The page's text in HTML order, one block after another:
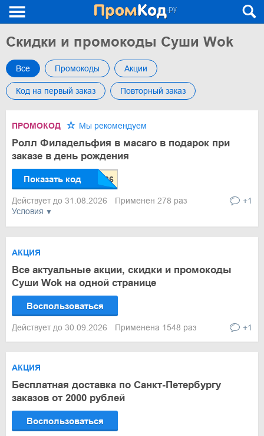
Скидки и промокоды Суши Wok
Все Промокоды Акции
Код на первый заказ Повторный заказ
Условия
ПРОМОКОД Мы рекомендуем
Ролл Филадельфия в масаго в подарок при
заказе в день рождения
Показать код
Действует до 31.08.2026 Применен 278 раз +1
АКЦИЯ
Все актуальные акции, скидки и промокоды
Суши Wok на одной странице
Воспользоваться
Действует до 30.09.2026 Применена 1548 раз +1
АКЦИЯ
Бесплатная доставка по Санкт-Петербургу
заказов от 2000 рублей
Воспользоваться